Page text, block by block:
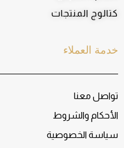
خدمة العملاء
تواصل معنا
الأحكام والشروط
سياسة الخصوصية
كتالوج المنتجات